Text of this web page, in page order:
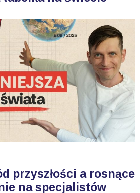
przyszłości a rosnące
na specjalistów